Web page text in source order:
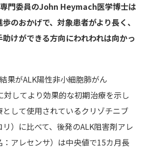
門委員のJohn Heymach医学博士は
のおかげで、対象患者がより長く、
けができる方向にわれわれは向かっ
果がALK陽性非小細胞肺がん
対してより効果的な初期治療を示し
として使用されているクリゾチニブ
リ）に比べて、後発のALK阻害剤アレ
：アレセンサ）は中央値で15カ月長